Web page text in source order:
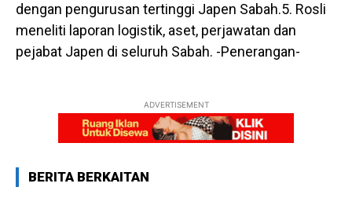
dengan pengurusan tertinggi Japen Sabah.5. Rosli
meneliti laporan logistik, aset, perjawatan dan
pejabat Japen di seluruh Sabah. -Penerangan-
ADVERTISEMENT
BERITA BERKAITAN